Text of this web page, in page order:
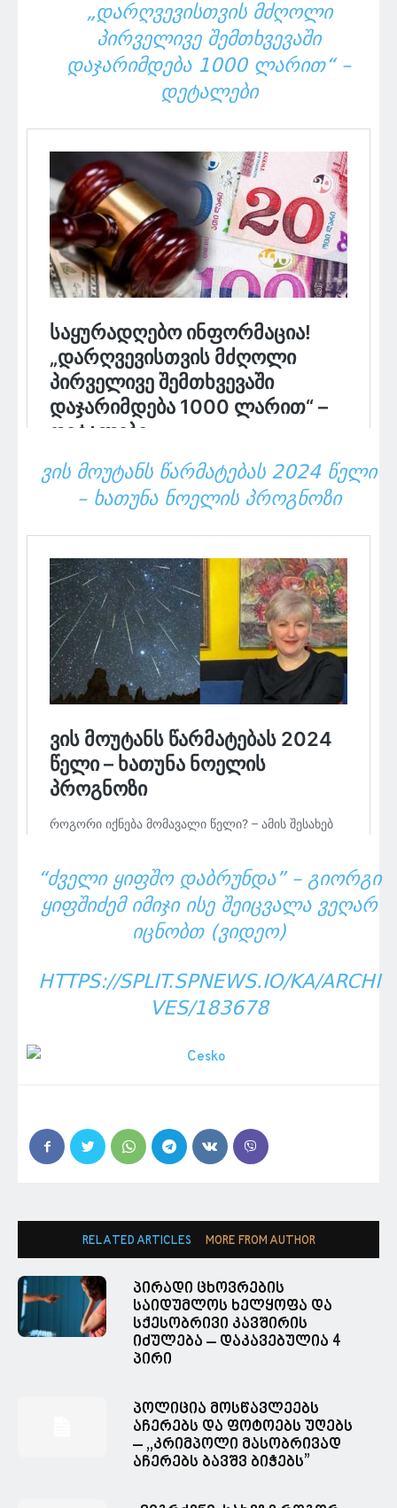
„ᲓᲐᲠᲦᲕᲔᲕᲘᲡᲗᲕᲘᲡ ᲛᲫᲦᲝᲚᲘ
ᲞᲘᲠᲕᲔᲚᲘᲕᲔ ᲨᲔᲛᲗᲮᲕᲔᲕᲐᲨᲘ
ᲓᲐᲯᲐᲠᲘᲛᲓᲔᲑᲐ 1000 ᲚᲐᲠᲘᲗ“ –
ᲓᲔᲢᲐᲚᲔᲑᲘ
ᲕᲘᲡ ᲛᲝᲣᲢᲐᲜᲡ ᲬᲐᲠᲛᲐᲢᲔᲑᲐᲡ 2024 ᲬᲔᲚᲘ
– ᲮᲐᲗᲣᲜᲐ ᲜᲝᲔᲚᲘᲡ ᲞᲠᲝᲒᲜᲝᲖᲘ
“ᲫᲕᲔᲚᲘ ᲧᲘᲤᲨᲝ ᲓᲐᲑᲠᲣᲜᲓᲐ” – ᲒᲘᲝᲠᲒᲘ
ᲧᲘᲤᲨᲘᲫᲔᲛ ᲘᲛᲘᲯᲘ ᲘᲡᲔ ᲨᲔᲘᲪᲕᲐᲚᲐ ᲕᲔᲦᲐᲠ
ᲘᲪᲜᲝᲑᲗ (ᲕᲘᲓᲔᲝ)
HTTPS://SPLIT.SPNEWS.IO/KA/ARCHI
VES/183678
RELATED ARTICLES MORE FROM AUTHOR
პირადი ცხოვრების
საიდუმლოს ხელყოფა და
სქესობრივი კავშირის
იძულება – დაკავებულია 4
პირი
პოლიცია მოსწავლეებს
აჩერებს და ფოტოებს უღებს
– ,,კრიმპოლი მასობრივად
აჩერებს ბავშვ ბიჭებს”